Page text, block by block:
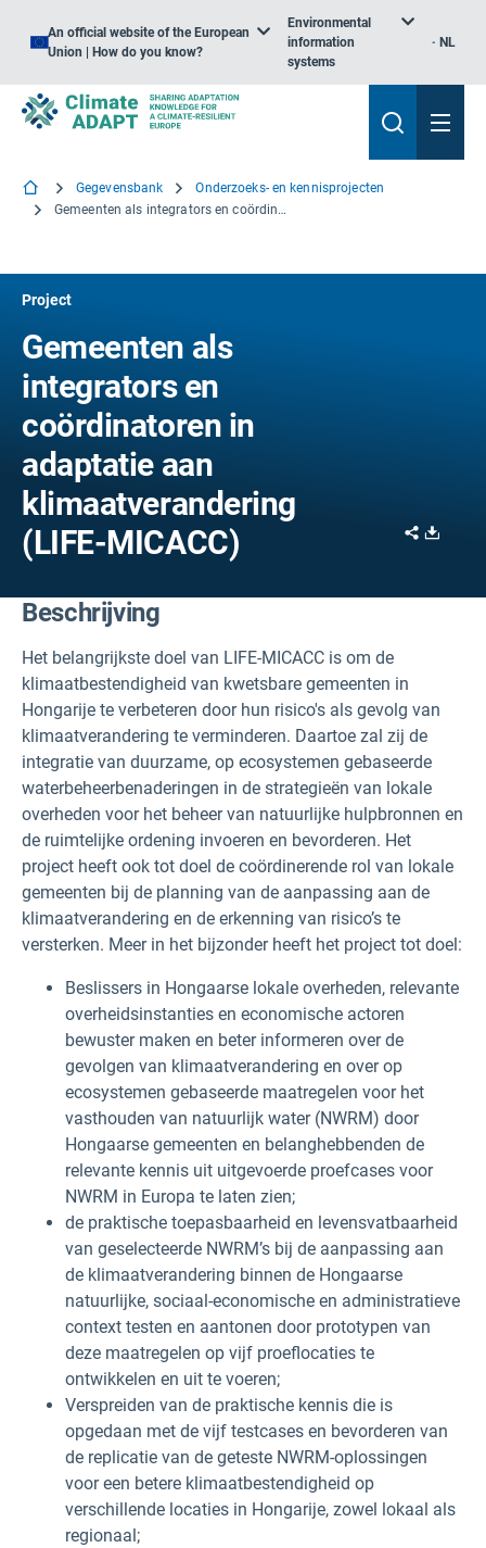
An official website of the European
Union | How do you know?
Environmental
information
systems
NL
Gegevensbank
Onderzoeks- en kennisprojecten
Gemeenten als integrators en coördinatoren in adaptatie aan klimaatverandering
Project
Gemeenten als
integrators en
coördinatoren in
adaptatie aan
klimaatverandering
(LIFE-MICACC)
Share
Beschrijving
Het belangrijkste doel van LIFE-MICACC is om de
klimaatbestendigheid van kwetsbare gemeenten in
Hongarije te verbeteren door hun risico's als gevolg van
klimaatverandering te verminderen. Daartoe zal zij de
integratie van duurzame, op ecosystemen gebaseerde
waterbeheerbenaderingen in de strategieën van lokale
overheden voor het beheer van natuurlijke hulpbronnen en
de ruimtelijke ordening invoeren en bevorderen. Het
project heeft ook tot doel de coördinerende rol van lokale
gemeenten bij de planning van de aanpassing aan de
klimaatverandering en de erkenning van risico’s te
versterken. Meer in het bijzonder heeft het project tot doel:
Beslissers in Hongaarse lokale overheden, relevante
overheidsinstanties en economische actoren
bewuster maken en beter informeren over de
gevolgen van klimaatverandering en over op
ecosystemen gebaseerde maatregelen voor het
vasthouden van natuurlijk water (NWRM) door
Hongaarse gemeenten en belanghebbenden de
relevante kennis uit uitgevoerde proefcases voor
NWRM in Europa te laten zien;
de praktische toepasbaarheid en levensvatbaarheid
van geselecteerde NWRM’s bij de aanpassing aan
de klimaatverandering binnen de Hongaarse
natuurlijke, sociaal-economische en administratieve
context testen en aantonen door prototypen van
deze maatregelen op vijf proeflocaties te
ontwikkelen en uit te voeren;
Verspreiden van de praktische kennis die is
opgedaan met de vijf testcases en bevorderen van
de replicatie van de geteste NWRM-oplossingen
voor een betere klimaatbestendigheid op
verschillende locaties in Hongarije, zowel lokaal als
regionaal;